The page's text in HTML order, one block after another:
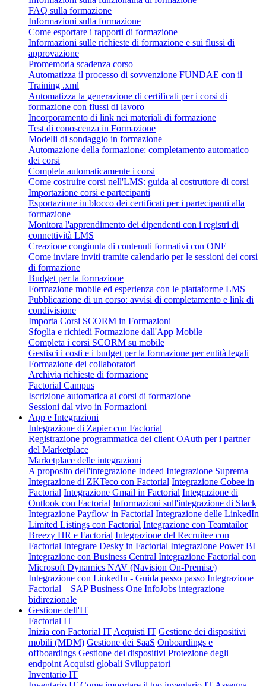
FAQ sulla formazione
Informazioni sulla formazione
Come esportare i rapporti di formazione
Informazioni sulle richieste di formazione e sui flussi di
approvazione
Promemoria scadenza corso
Automatizza il processo di sovvenzione FUNDAE con il
Training .xml
Automatizza la generazione di certificati per i corsi di
formazione con flussi di lavoro
Incorporamento di link nei materiali di formazione
Test di conoscenza in Formazione
Modelli di sondaggio in formazione
Automazione della formazione: completamento automatico
dei corsi
Completa automaticamente i corsi
Come costruire corsi nell'LMS: guida al costruttore di corsi
Importazione corsi e partecipanti
Esportazione in blocco dei certificati per i partecipanti alla
formazione
Monitora l'apprendimento dei dipendenti con i registri di
connettività LMS
Creazione congiunta di contenuti formativi con ONE
Come inviare inviti tramite calendario per le sessioni dei corsi
di formazione
Budget per la formazione
Formazione mobile ed esperienza con le piattaforme LMS
Pubblicazione di un corso: avvisi di completamento e link di
condivisione
Importa Corsi SCORM in Formazioni
Sfoglia e richiedi Formazione dall'App Mobile
Completa i corsi SCORM su mobile
Gestisci i costi e i budget per la formazione per entità legali
Formazione dei collaboratori
Archivia richieste di formazione
Factorial Campus
Iscrizione automatica ai corsi di formazione
Sessioni dal vivo in Formazioni
App e Integrazioni
Integrazione di Zapier con Factorial
Registrazione programmatica dei client OAuth per i partner
del Marketplace
Marketplace delle integrazioni
A proposito dell'integrazione Indeed Integrazione Suprema
Integrazione di ZKTeco con Factorial Integrazione Cobee in
Factorial Integrazione Gmail in Factorial Integrazione di
Outlook con Factorial Informazioni sull'integrazione di Slack
Integrazione Payflow in Factorial Integrazione delle LinkedIn
Limited Listings con Factorial Integrazione con Teamtailor
Breezy HR e Factorial Integrazione del Recruitee con
Factorial Integrare Desky in Factorial Integrazione Power BI
Integrazione con Business Central Integrazione Factorial con
Microsoft Dynamics NAV (Navision On-Premise)
Integrazione con LinkedIn - Guida passo passo Integrazione
Factorial – SAP Business One InfoJobs integrazione
bidirezionale
Gestione dell'IT
Factorial IT
Inizia con Factorial IT Acquisti IT Gestione dei dispositivi
mobili (MDM) Gestione dei SaaS Onboardings e
offboardings Gestione dei dispositivi Protezione degli
endpoint Acquisti globali Sviluppatori
Inventario IT